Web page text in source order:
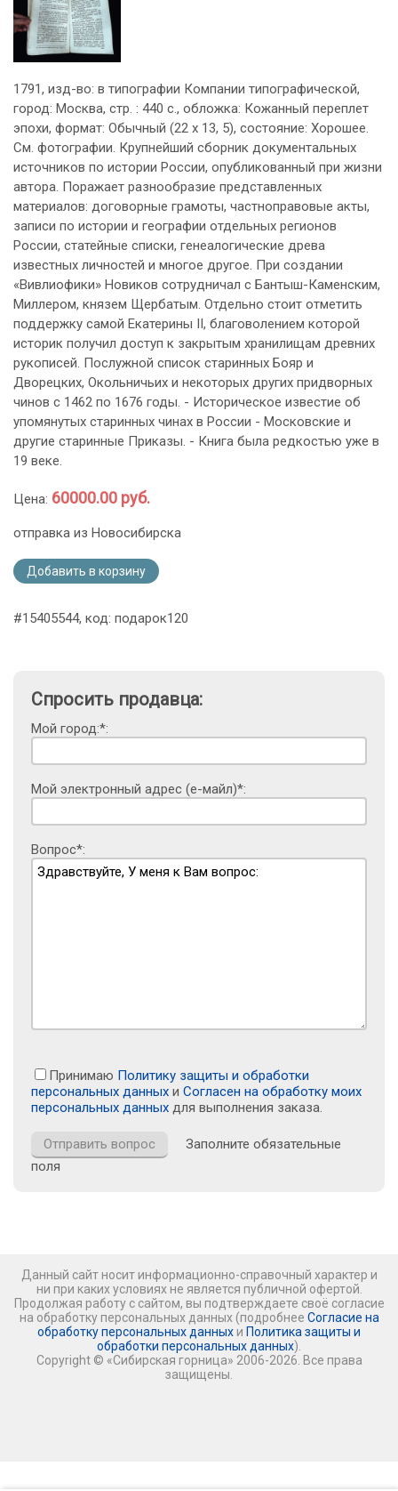
1791, изд-во: в типографии Компании типографической,
город: Москва, стр. : 440 с., обложка: Кожанный переплет
эпохи, формат: Обычный (22 х 13, 5), состояние: Хорошее.
См. фотографии. Крупнейший сборник документальных
источников по истории России, опубликованный при жизни
автора. Поражает разнообразие представленных
материалов: договорные грамоты, частноправовые акты,
записи по истории и географии отдельных регионов
России, статейные списки, генеалогические древа
известных личностей и многое другое. При создании
«Вивлиофики» Новиков сотрудничал с Бантыш-Каменским,
Миллером, князем Щербатым. Отдельно стоит отметить
поддержку самой Екатерины II, благоволением которой
историк получил доступ к закрытым хранилищам древних
рукописей. Послужной список старинных Бояр и
Дворецких, Окольничьих и некоторых других придворных
чинов с 1462 по 1676 годы. - Историческое известие об
упомянутых старинных чинах в России - Московские и
другие старинные Приказы. - Книга была редкостью уже в
19 веке.
Цена: 60000.00 руб.
отправка из Новосибирска
Добавить в корзину
#15405544, код: подарок120
Спросить продавца:
Мой город:*:
Мой электронный адрес (е-майл)*:
Вопрос*:
Принимаю Политику защиты и обработки
персональных данных и Согласен на обработку моих
персональных данных для выполнения заказа.
Заполните обязательные
поля
Данный сайт носит информационно-справочный характер и
ни при каких условиях не является публичной офертой.
Продолжая работу с сайтом, вы подтверждаете своё согласие
на обработку персональных данных (подробнее Согласие на
обработку персональных данных и Политика защиты и
обработки персональных данных).
Copyright © «Сибирская горница» 2006-2026. Все права
защищены.